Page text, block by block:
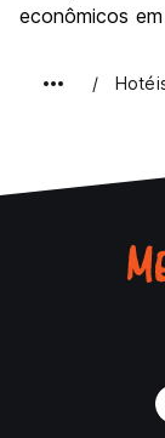
econômicos